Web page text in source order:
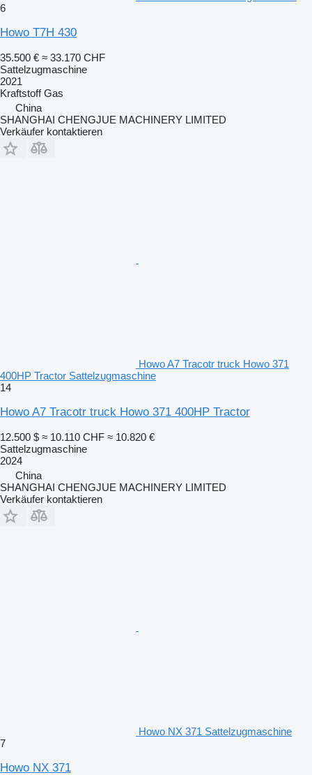
6
Howo T7H 430
35.500 € ≈ 33.170 CHF
Sattelzugmaschine
2021
Kraftstoff Gas
China
SHANGHAI CHENGJUE MACHINERY LIMITED
Verkäufer kontaktieren
Howo A7 Tracotr truck Howo 371
400HP Tractor Sattelzugmaschine
14
Howo A7 Tracotr truck Howo 371 400HP Tractor
12.500 $ ≈ 10.110 CHF ≈ 10.820 €
Sattelzugmaschine
2024
China
SHANGHAI CHENGJUE MACHINERY LIMITED
Verkäufer kontaktieren
Howo NX 371 Sattelzugmaschine
7
Howo NX 371